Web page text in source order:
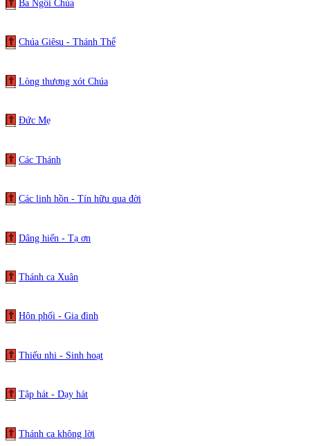
Ba Ngôi Chúa
Chúa Giêsu - Thánh Thể
Lòng thương xót Chúa
Đức Mẹ
Các Thánh
Các linh hồn - Tín hữu qua đời
Dâng hiến - Tạ ơn
Thánh ca Xuân
Hôn phối - Gia đình
Thiếu nhi - Sinh hoạt
Tập hát - Dạy hát
Thánh ca không lời